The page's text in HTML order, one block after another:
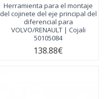
Herramienta para el montaje
del cojinete del eje principal del
diferencial para
VOLVO/RENAULT | Cojali
50105084
138.88€